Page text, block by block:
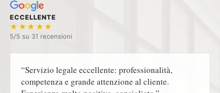
ECCELLENTE
★★★★★
5/5 su
“Servizio legale eccellente: professionalità,
competenza e grande attenzione al cliente.